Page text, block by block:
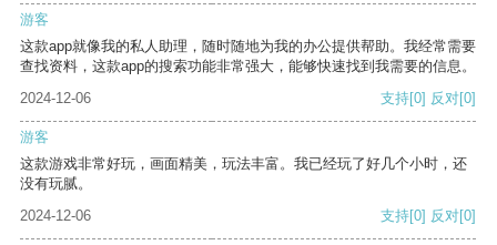
游客
这款app就像我的私人助理，随时随地为我的办公提供帮助。我经常需要
查找资料，这款app的搜索功能非常强大，能够快速找到我需要的信息。
2024-12-06
支持[0] 反对[0]
游客
这款游戏非常好玩，画面精美，玩法丰富。我已经玩了好几个小时，还
没有玩腻。
2024-12-06
支持[0] 反对[0]